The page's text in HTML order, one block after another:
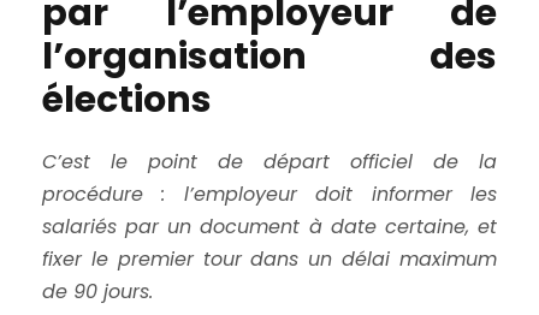
par l’employeur de
l’organisation des
élections
C’est le point de départ officiel de la
procédure : l’employeur doit informer les
salariés par un document à date certaine, et
fixer le premier tour dans un délai maximum
de 90 jours.